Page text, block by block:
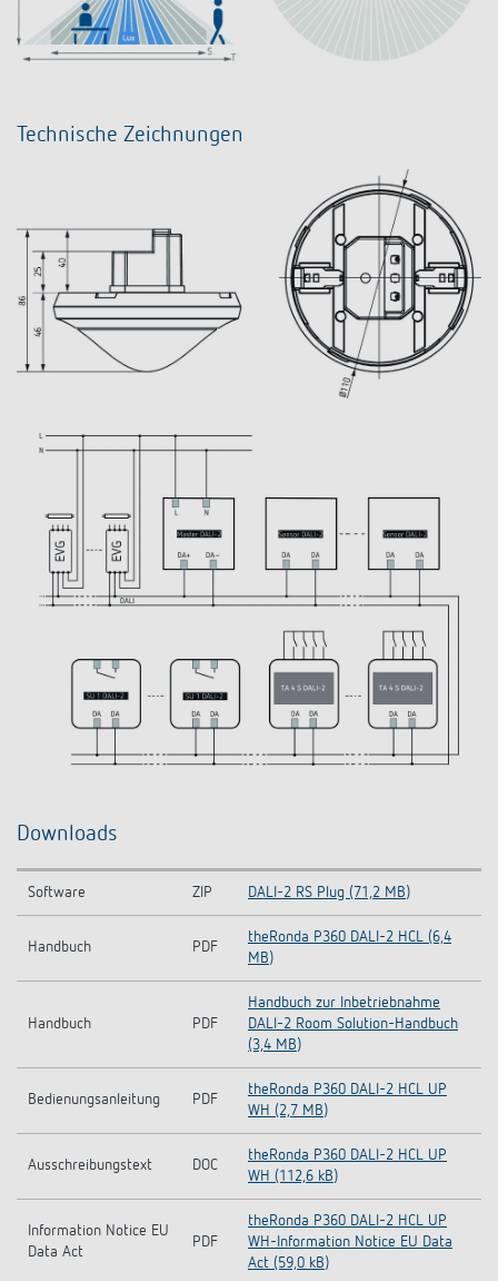
Technische Zeichnungen
Downloads
Software ZIP DALI-2 RS Plug (71,2 MB)
Handbuch PDF
theRonda P360 DALI-2 HCL (6,4
MB)
Handbuch PDF
Handbuch zur Inbetriebnahme
DALI-2 Room Solution-Handbuch
(3,4 MB)
Bedienungsanleitung PDF
theRonda P360 DALI-2 HCL UP
WH (2,7 MB)
Ausschreibungstext DOC
theRonda P360 DALI-2 HCL UP
WH (112,6 kB)
Information Notice EU
Data Act
PDF
theRonda P360 DALI-2 HCL UP
WH-Information Notice EU Data
Act (59,0 kB)